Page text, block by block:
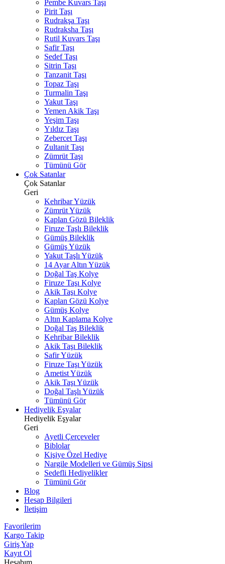
Pembe Kuvars Taşı
Pirit Taşı
Rudrakşa Taşı
Rudraksha Taşı
Rutil Kuvars Taşı
Safir Taşı
Sedef Taşı
Sitrin Taşı
Tanzanit Taşı
Topaz Taşı
Turmalin Taşı
Yakut Taşı
Yemen Akik Taşı
Yeşim Taşı
Yıldız Taşı
Zebercet Taşı
Zultanit Taşı
Zümrüt Taşı
Tümünü Gör
Çok Satanlar
Çok Satanlar
Geri
Kehribar Yüzük
Zümrüt Yüzük
Kaplan Gözü Bileklik
Firuze Taşlı Bileklik
Gümüş Bileklik
Gümüş Yüzük
Yakut Taşlı Yüzük
14 Ayar Altın Yüzük
Doğal Taş Kolye
Firuze Taşı Kolye
Akik Taşı Kolye
Kaplan Gözü Kolye
Gümüş Kolye
Altın Kaplama Kolye
Doğal Taş Bileklik
Kehribar Bileklik
Akik Taşı Bileklik
Safir Yüzük
Firuze Taşı Yüzük
Ametist Yüzük
Akik Taşı Yüzük
Doğal Taşlı Yüzük
Tümünü Gör
Hediyelik Eşyalar
Hediyelik Eşyalar
Geri
Ayetli Çerçeveler
Biblolar
Kişiye Özel Hediye
Nargile Modelleri ve Gümüş Sipsi
Sedefli Hediyelikler
Tümünü Gör
Blog
Hesap Bilgileri
İletişim
Favorilerim
Kargo Takip
Giriş Yap
Kayıt Ol
Hesabım